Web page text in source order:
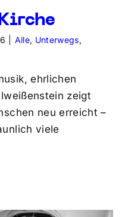
Alle, Unterwegs,
ehrlichen
zeigt
neu erreicht –
viele